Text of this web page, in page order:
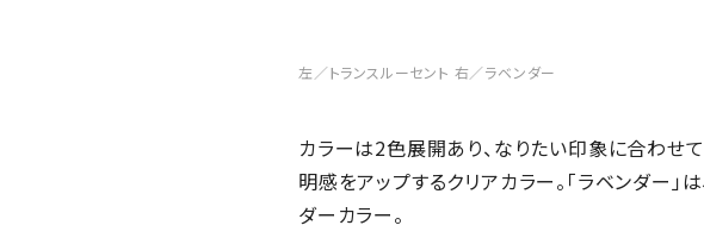
左／トランスルーセント 右／ラベンダー
カラーは2色展開あり、なりたい印象に合わせて
明感をアップするクリアカラー。「ラベンダー
ダーカラー。